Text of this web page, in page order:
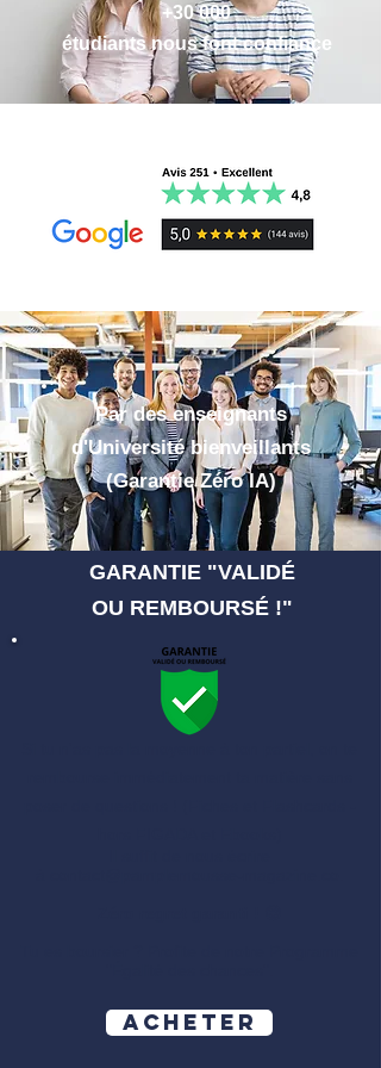
💌 Nous restons disponibles pour répondre
à vos questions (24 h)
Flashcards en Droit spécial de
sociétés
Flashcards du Droit Général des
Sociétés
Flashcards du Droit du Travail
PDF)
✔ des conseils inédits pour vous
organiser et réussir ;
✔ des ressources supplémentaires ;
✔ des nouveautés en exclusivité.
GARANTIE "VALIDÉ
OU REMBOURSÉ !"
Acheter
+30 000
étudiants nous font confiance
Par des enseignants
d'Université bienveillants
(Garantie Zéro IA)